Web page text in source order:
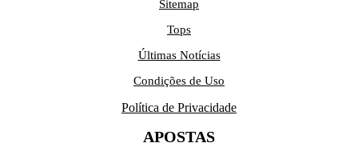
Sitemap
Tops
Últimas Notícias
Condições de Uso
Política de Privacidade
APOSTAS